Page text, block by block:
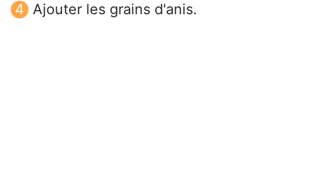
Ajouter les grains d'anis.